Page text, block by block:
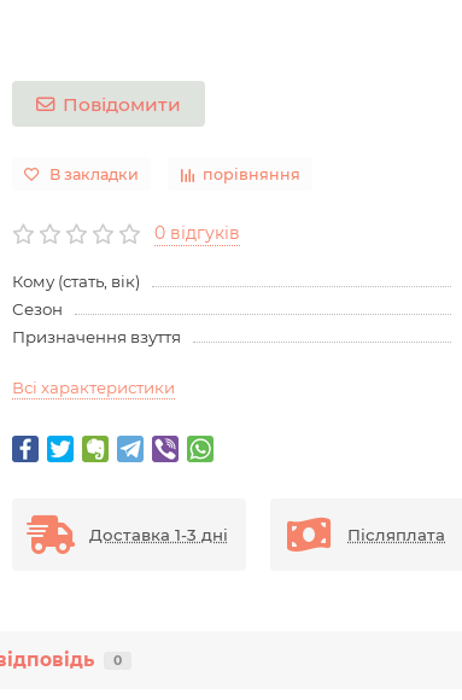
Повідомити
В закладки порівняння
0 відгуків
Кому (стать, вік)
Сезон
Призначення взуття
Всі характеристики
Доставка 1-3 дні Післяплата
0